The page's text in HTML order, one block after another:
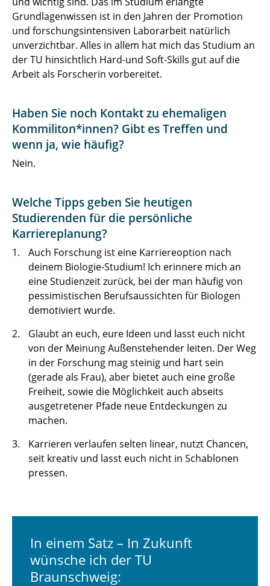
Grundlagenwissen ist in den Jahren der Promotion
und forschungsintensiven Laborarbeit natürlich
unverzichtbar. Alles in allem hat mich das Studium an
der TU hinsichtlich Hard-und Soft-Skills gut auf die
Arbeit als Forscherin vorbereitet.
Haben Sie noch Kontakt zu ehemaligen
Kommiliton*innen? Gibt es Treffen und
wenn ja, wie häufig?
Nein.
Welche Tipps geben Sie heutigen
Studierenden für die persönliche
Karriereplanung?
Auch Forschung ist eine Karriereoption nach
deinem Biologie-Studium! Ich erinnere mich an
eine Studienzeit zurück, bei der man häufig von
pessimistischen Berufsaussichten für Biologen
demotiviert wurde.
Glaubt an euch, eure Ideen und lasst euch nicht
von der Meinung Außenstehender leiten. Der Weg
in der Forschung mag steinig und hart sein
(gerade als Frau), aber bietet auch eine große
Freiheit, sowie die Möglichkeit auch abseits
ausgetretener Pfade neue Entdeckungen zu
machen.
Karrieren verlaufen selten linear, nutzt Chancen,
seit kreativ und lasst euch nicht in Schablonen
pressen.
In einem Satz – In Zukunft
wünsche ich der TU
Braunschweig: